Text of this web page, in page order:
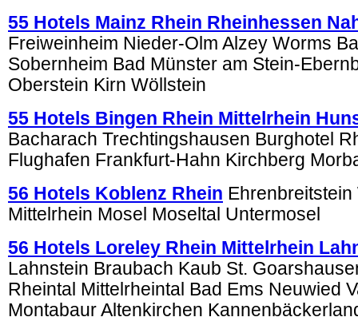
55 Hotels Mainz Rhein Rheinhessen
Freiweinheim Nieder-Olm Alzey Worms
Sobernheim Bad Münster am Stein-
Oberstein Kirn Wöllstein
55 Hotels Bingen Rhein Mittelrhein
Bacharach Trechtingshausen Burghotel
Flughafen Frankfurt-Hahn Kirchberg
56 Hotels Koblenz Rhein Ehrenbreitstein
Mittelrhein Mosel Moseltal Untermosel
56 Hotels Loreley Rhein Mittelrhein
Lahnstein Braubach Kaub St.
Rheintal Mittelrheintal Bad Ems Neuwied
Montabaur Altenkirchen